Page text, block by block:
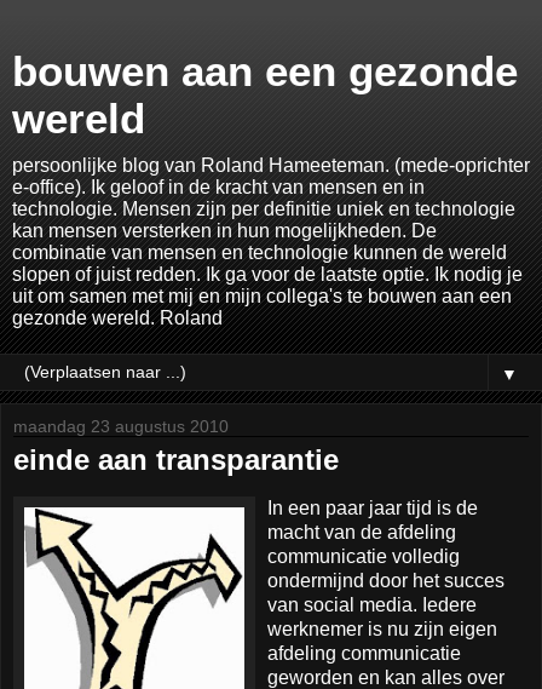
bouwen aan een gezonde
wereld
persoonlijke blog van Roland Hameeteman. (mede-oprichter
e-office). Ik geloof in de kracht van mensen en in
technologie. Mensen zijn per definitie uniek en technologie
kan mensen versterken in hun mogelijkheden. De
combinatie van mensen en technologie kunnen de wereld
slopen of juist redden. Ik ga voor de laatste optie. Ik nodig je
uit om samen met mij en mijn collega's te bouwen aan een
gezonde wereld. Roland
▼
maandag 23 augustus 2010
einde aan transparantie
In een paar jaar tijd is de
macht van de afdeling
communicatie volledig
ondermijnd door het succes
van social media. Iedere
werknemer is nu zijn eigen
afdeling communicatie
geworden en kan alles over